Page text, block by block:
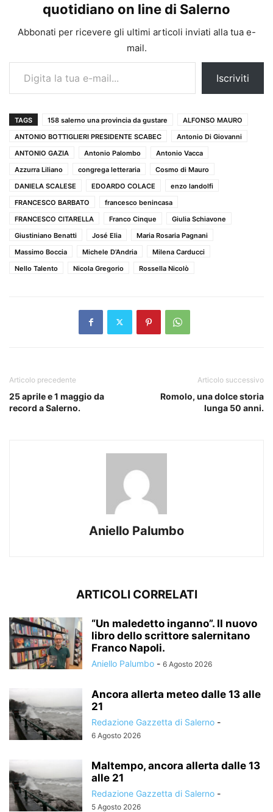
quotidiano on line di Salerno
Abbonati per ricevere gli ultimi articoli inviati alla tua e-
mail.
Digita la tua e-mail...
Iscriviti
TAGS 158 salerno una provincia da gustare
ALFONSO MAURO
ANTONIO BOTTIGLIERI PRESIDENTE SCABEC
Antonio Di Giovanni
ANTONIO GAZIA
Antonio Palombo
Antonio Vacca
Azzurra Liliano
congrega letteraria
Cosmo di Mauro
DANIELA SCALESE
EDOARDO COLACE
enzo landolfi
FRANCESCO BARBATO
francesco benincasa
FRANCESCO CITARELLA
Franco Cinque
Giulia Schiavone
Giustiniano Benatti
José Elia
Maria Rosaria Pagnani
Massimo Boccia
Michele D’Andria
Milena Carducci
Nello Talento
Nicola Gregorio Rossella Nicolò
Articolo precedente
25 aprile e 1 maggio da
record a Salerno.
Articolo successivo
Romolo, una dolce storia
lunga 50 anni.
Aniello Palumbo
ARTICOLI CORRELATI
“Un maledetto inganno”. Il nuovo
libro dello scrittore salernitano
Franco Napoli.
Aniello Palumbo - 6 Agosto 2026
Ancora allerta meteo dalle 13 alle
21
Redazione Gazzetta di Salerno -
6 Agosto 2026
Maltempo, ancora allerta dalle 13
alle 21
Redazione Gazzetta di Salerno -
5 Agosto 2026